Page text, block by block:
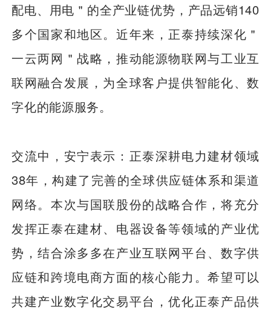
配电、用电＂的全产业链优势，产品远销140
多个国家和地区。近年来，正泰持续深化＂
一云两网＂战略，推动能源物联网与工业互
联网融合发展，为全球客户提供智能化、数
字化的能源服务。
交流中，安宁表示：正泰深耕电力建材领域
38年，构建了完善的全球供应链体系和渠道
网络。本次与国联股份的战略合作，将充分
发挥正泰在建材、电器设备等领域的产业优
势，结合涂多多在产业互联网平台、数字供
应链和跨境电商方面的核心能力。希望可以
共建产业数字化交易平台，优化正泰产品供